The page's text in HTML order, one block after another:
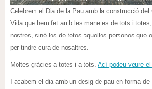
Celebrem el Dia de la Pau amb la construcció del
Vida que hem fet amb les manetes de tots i
nostres, sinó les de totes aquelles persones que
per tindre cura de nosaltres.
Moltes gràcies a totes i a tots. Ací podeu veure
I acabem el dia amb un desig de pau en forma de